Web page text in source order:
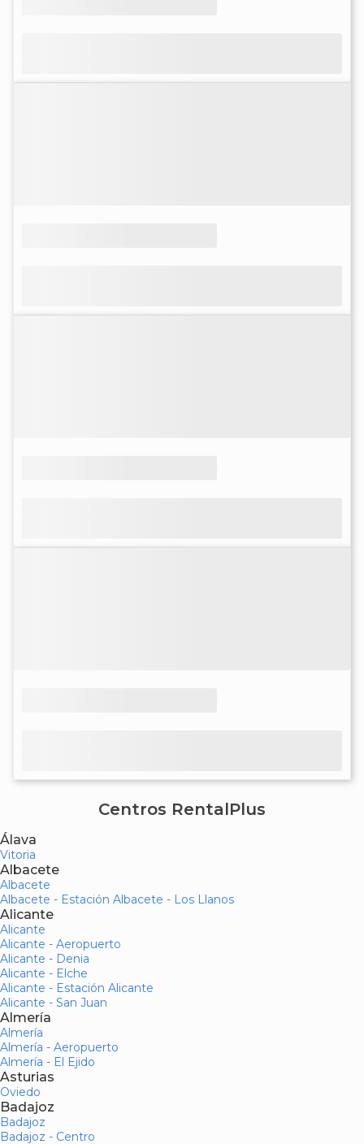
Centros RentalPlus
Álava
Vitoria
Albacete
Albacete
Albacete - Estación Albacete - Los Llanos
Alicante
Alicante
Alicante - Aeropuerto
Alicante - Denia
Alicante - Elche
Alicante - Estación Alicante
Alicante - San Juan
Almería
Almería
Almería - Aeropuerto
Almería - El Ejido
Asturias
Oviedo
Badajoz
Badajoz
Badajoz - Centro